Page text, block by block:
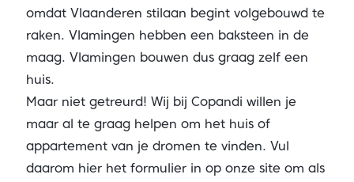
omdat Vlaanderen stilaan begint volgebouwd te
raken. Vlamingen hebben een baksteen in de
maag. Vlamingen bouwen dus graag zelf een
huis.
Maar niet getreurd! Wij bij Copandi willen je
maar al te graag helpen om het huis of
appartement van je dromen te vinden. Vul
daarom hier het formulier in op onze site om als